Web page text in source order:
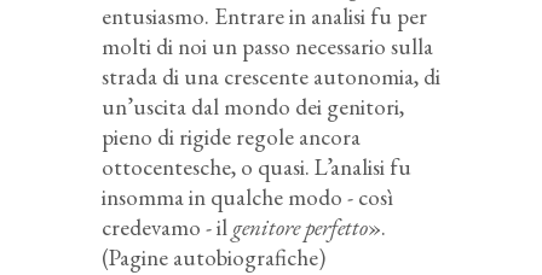
entusiasmo. Entrare in analisi fu per
molti di noi un passo necessario sulla
strada di una crescente autonomia, di
un’uscita dal mondo dei genitori,
pieno di rigide regole ancora
ottocentesche, o quasi. L’analisi fu
insomma in qualche modo - così
credevamo - il genitore perfetto».
(Pagine autobiografiche)